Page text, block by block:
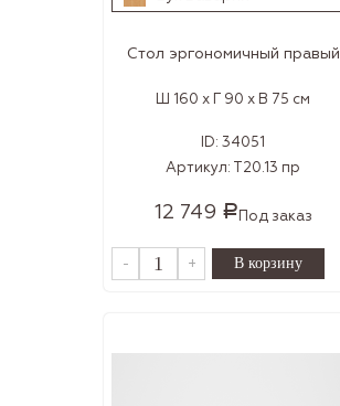
Стол эргономичный правый
Ш 160 x Г 90 x В 75 см
ID: 34051
Артикул: Т20.13 пр
12 749 Р Под заказ
- +